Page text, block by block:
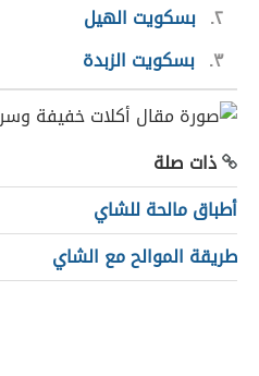
٢ بسكويت الهيل
٣ بسكويت الزبدة
ذات صلة
أطباق مالحة للشاي
طريقة الموالح مع الشاي